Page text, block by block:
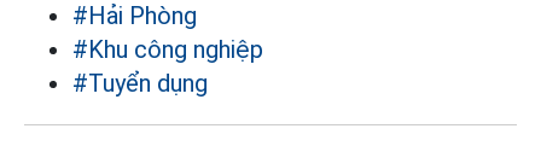
#Hải Phòng
#Khu công nghiệp
#Tuyển dụng